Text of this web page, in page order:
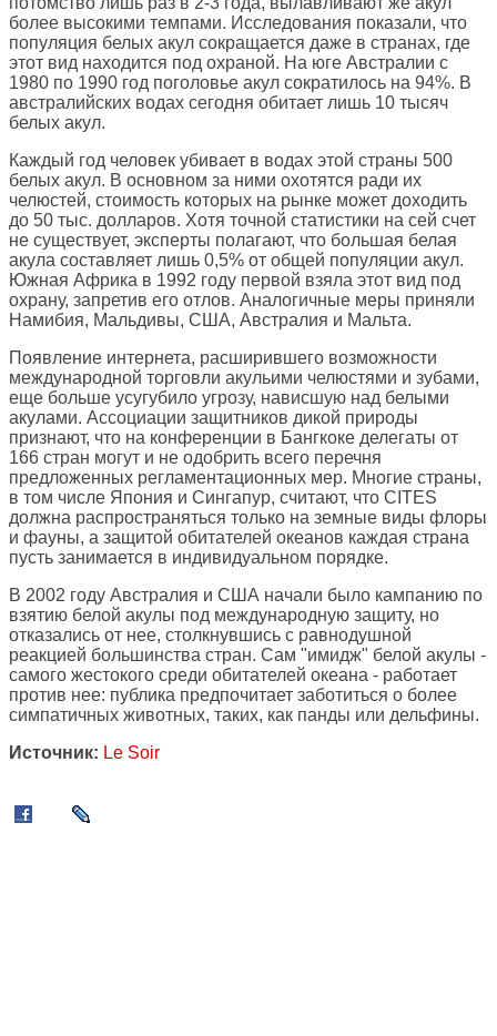
более высокими темпами. Исследования показали, что
популяция белых акул сокращается даже в странах, где
этот вид находится под охраной. На юге Австралии с
1980 по 1990 год поголовье акул сократилось на 94%. В
австралийских водах сегодня обитает лишь 10 тысяч
белых акул.
Каждый год человек убивает в водах этой страны 500
белых акул. В основном за ними охотятся ради их
челюстей, стоимость которых на рынке может доходить
до 50 тыс. долларов. Хотя точной статистики на сей счет
не существует, эксперты полагают, что большая белая
акула составляет лишь 0,5% от общей популяции акул.
Южная Африка в 1992 году первой взяла этот вид под
охрану, запретив его отлов. Аналогичные меры приняли
Намибия, Мальдивы, США, Австралия и Мальта.
Появление интернета, расширившего возможности
международной торговли акульими челюстями и зубами,
еще больше усугубило угрозу, нависшую над белыми
акулами. Ассоциации защитников дикой природы
признают, что на конференции в Бангкоке делегаты от
166 стран могут и не одобрить всего перечня
предложенных регламентационных мер. Многие страны,
в том числе Япония и Сингапур, считают, что CITES
должна распространяться только на земные виды флоры
и фауны, а защитой обитателей океанов каждая страна
пусть занимается в индивидуальном порядке.
В 2002 году Австралия и США начали было кампанию по
взятию белой акулы под международную защиту, но
отказались от нее, столкнувшись с равнодушной
реакцией большинства стран. Сам "имидж" белой акулы -
самого жестокого среди обитателей океана - работает
против нее: публика предпочитает заботиться о более
симпатичных животных, таких, как панды или дельфины.
Источник: Le Soir